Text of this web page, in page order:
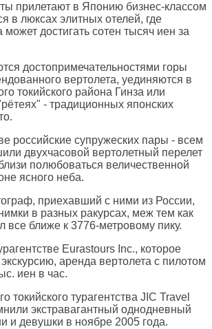
прилетают в Японию бизнес-классом
в люксах элитных отелей, где
достигать сотен тысяч иен за
достопримечательностями горы
вертолета, уединяются в
токийского района Гинза или
- традиционных японских
российские супружеских пары - всем
двухчасовой вертолетный перелет
полюбоваться величественной
ясного неба.
приехавший с ними из России,
в разных ракурсах, меж тем как
все ближе к 3776-метровому пику.
Eurastours Inc., которое
аренда вертолета с пилотом
иен в час.
токийского турагентства JIC Travel
экстравагантный однодневный
и девушки в ноябре 2005 года.